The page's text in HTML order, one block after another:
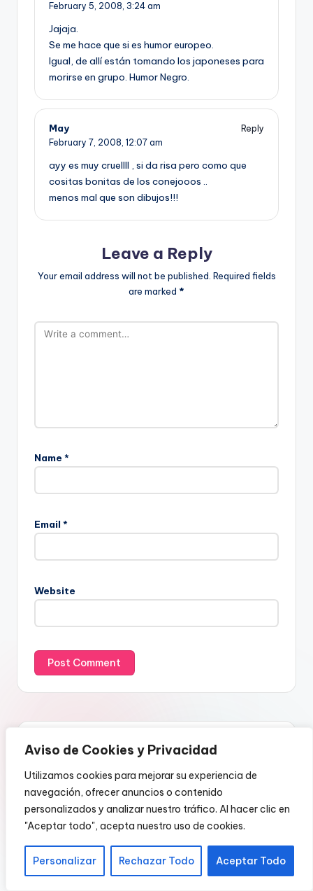
Aviso de Cookies y Privacidad
Utilizamos cookies para mejorar su experiencia de
navegación, ofrecer anuncios o contenido
personalizados y analizar nuestro tráfico. Al hacer clic en
"Aceptar todo", acepta nuestro uso de cookies.
Personalizar Rechazar Todo Aceptar Todo
February 5, 2008, 3:24 am
Jajaja.
Se me hace que si es humor europeo.
Igual, de allí­ están tomando los japoneses para
morirse en grupo. Humor Negro.
May
Reply
February 7, 2008, 12:07 am
ayy es muy cruellll , si da risa pero como que
cositas bonitas de los conejooos ..
menos mal que son dibujos!!!
Leave a Reply
Your email address will not be published. Required fields
are marked *
Name *
Email *
Website
Chica Regia Radio
OYENTES:5
ChicaRegia Radio
Nuestra Programación